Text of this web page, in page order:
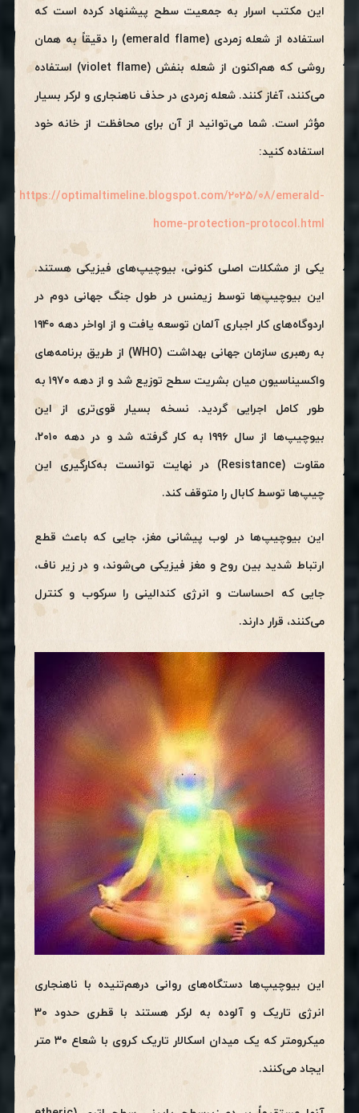
این مکتب اسرار به جمعیت سطح پیشنهاد کرده است که
استفاده از شعله زمردی (emerald flame) را دقیقاً به همان
روشی که هم‌اکنون از شعله بنفش (violet flame) استفاده
می‌کنند، آغاز کنند. شعله زمردی در حذف ناهنجاری و لرکر بسیار
مؤثر است. شما می‌توانید از آن برای محافظت از خانه خود
استفاده کنید:
https://optimaltimeline.blogspot.com/2025/08/emerald-
home-protection-protocol.html
یکی از مشکلات اصلی کنونی، بیوچیپ‌های فیزیکی هستند.
این بیوچیپ‌ها توسط زیمنس در طول جنگ جهانی دوم در
اردوگاه‌های کار اجباری آلمان توسعه یافت و از اواخر دهه ۱۹۴۰
به رهبری سازمان جهانی بهداشت (WHO) از طریق برنامه‌های
واکسیناسیون میان بشریت سطح توزیع شد و از دهه ۱۹۷۰ به
طور کامل اجرایی گردید. نسخه بسیار قوی‌تری از این
بیوچیپ‌ها از سال ۱۹۹۶ به کار گرفته شد و در دهه ۲۰۱۰،
مقاوت (Resistance) در نهایت توانست به‌کارگیری این
چیپ‌ها توسط کابال را متوقف کند.
این بیوچیپ‌ها در لوب پیشانی مغز، جایی که باعث قطع
ارتباط شدید بین روح و مغز فیزیکی می‌شوند، و در زیر ناف،
جایی که احساسات و انرژی کندالینی را سرکوب و کنترل
می‌کنند، قرار دارند.
این بیوچیپ‌ها دستگاه‌های روانی درهم‌تنیده با ناهنجاری
انرژی تاریک و آلوده به لرکر هستند با قطری حدود ۳۰
میکرومتر که یک میدان اسکالار تاریک کروی با شعاع ۳۰ متر
ایجاد می‌کنند.